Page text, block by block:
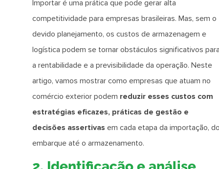
Importar é uma prática que pode gerar alta
competitividade para empresas brasileiras. Mas, sem o
devido planejamento, os custos de armazenagem e
logística podem se tornar obstáculos significativos
a rentabilidade e a previsibilidade da operação. Neste
artigo, vamos mostrar como empresas que atuam no
comércio exterior podem reduzir esses custos com
estratégias eficazes, práticas de gestão e
decisões assertivas em cada etapa da importação,
embarque até o armazenamento.